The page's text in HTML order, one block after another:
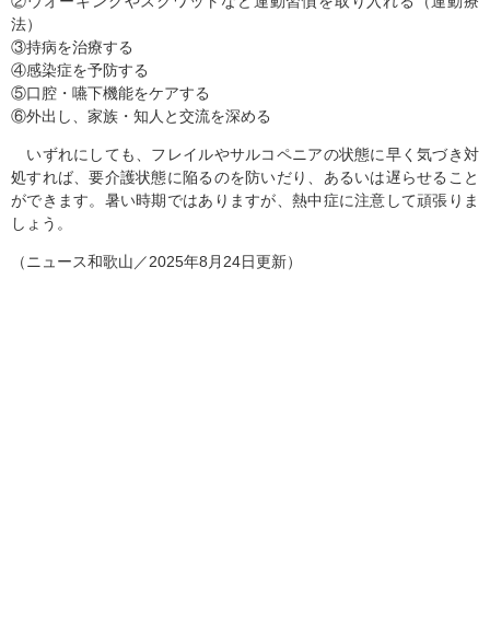
法）
③持病を治療する
④感染症を予防する
⑤口腔・嚥下機能をケアする
⑥外出し、家族・知人と交流を深める
いずれにしても、フレイルやサルコペニアの状態に早く気づき対
処すれば、要介護状態に陥るのを防いだり、あるいは遅らせること
ができます。暑い時期ではありますが、熱中症に注意して頑張りま
しょう。
（ニュース和歌山／2025年8月24日更新）